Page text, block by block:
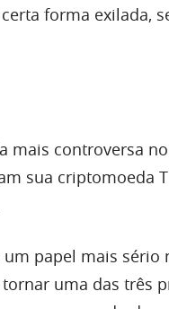
forma exilada,
mais controversa
sua criptomoeda
papel mais sério
uma das três